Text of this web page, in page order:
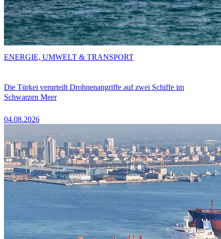
Die Türkei verurteilt Drohnenangriffe auf zwei Schiffe im
Schwarzen Meer
04.08.2026
ENERGIE, UMWELT & TRANSPORT